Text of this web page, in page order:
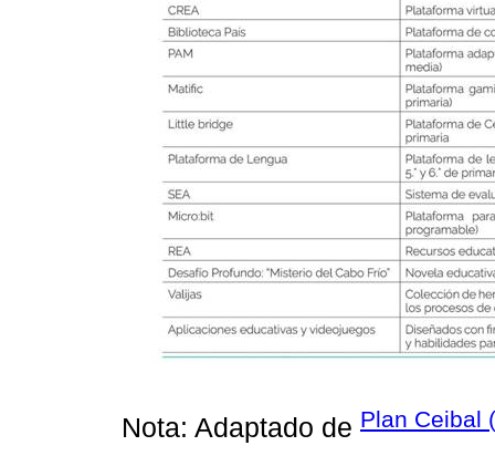
Nota: Adaptado de Plan Ceibal